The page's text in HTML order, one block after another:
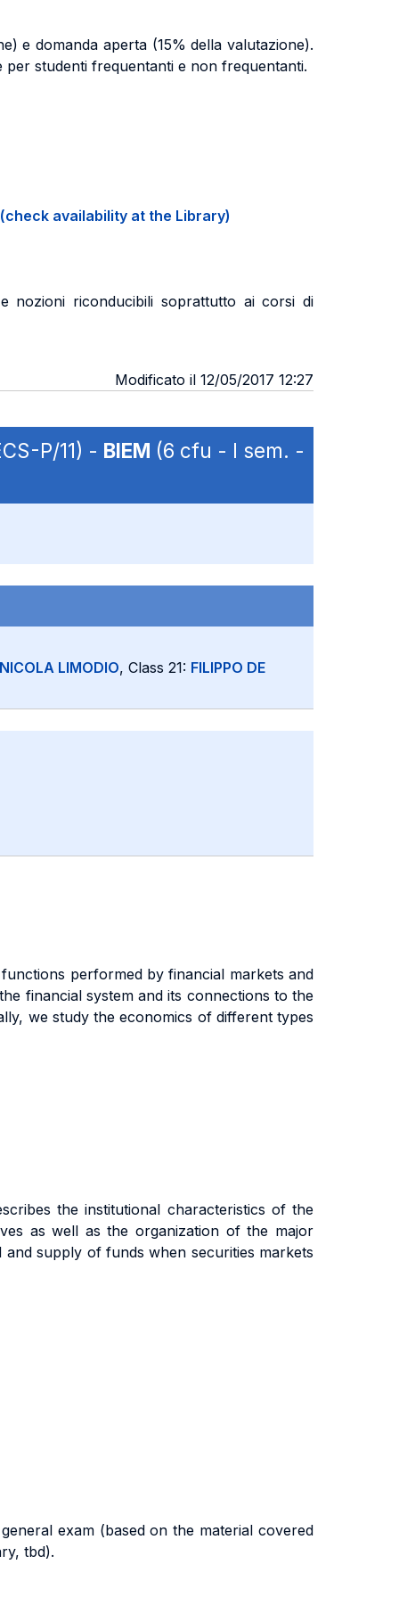
e domanda aperta (15% della valutazione).
per studenti frequentanti e non frequentanti.
availability at the Library)
nozioni riconducibili soprattutto ai corsi di
Modificato il 12/05/2017 12:27
P/11) - BIEM (6 cfu - I sem. -
NICOLA LIMODIO, Class 21: FILIPPO DE
performed by financial markets and
financial system and its connections to the
we study the economics of different types
the institutional characteristics of the
as well as the organization of the major
supply of funds when securities markets
exam (based on the material covered
tbd).